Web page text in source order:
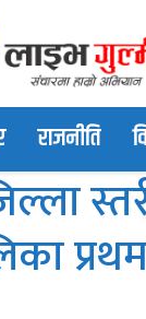
राजनीति